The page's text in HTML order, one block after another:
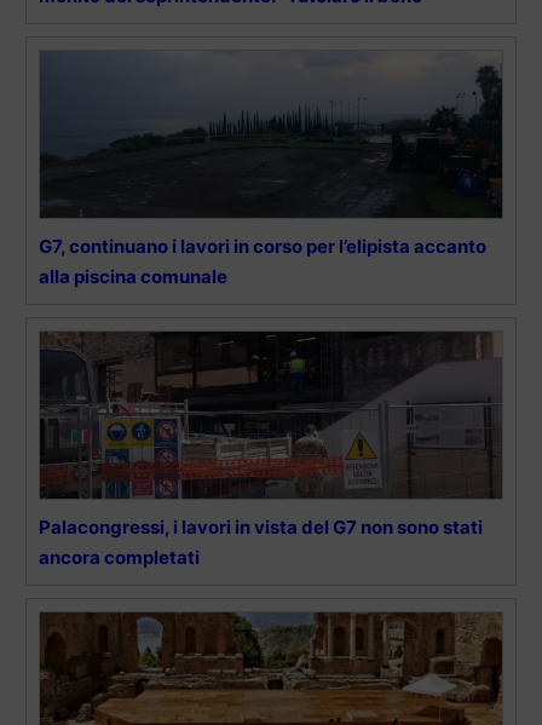
G7, continuano i lavori in corso per l’elipista accanto
alla piscina comunale
Palacongressi, i lavori in vista del G7 non sono stati
ancora completati